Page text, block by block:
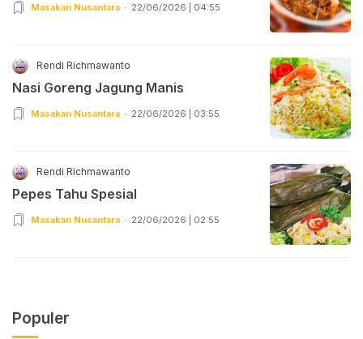
Masakan Nusantara 22/06/2026 | 04:55
Rendi Richmawanto
Nasi Goreng Jagung Manis
Masakan Nusantara 22/06/2026 | 03:55
Rendi Richmawanto
Pepes Tahu Spesial
Masakan Nusantara 22/06/2026 | 02:55
Populer